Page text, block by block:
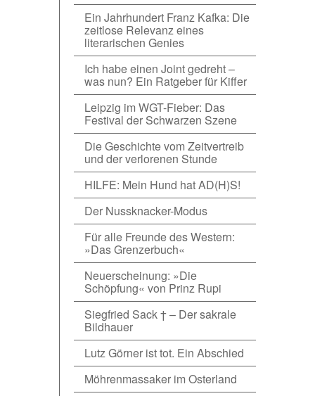
Ein Jahrhundert Franz Kafka: Die
zeitlose Relevanz eines
literarischen Genies
Ich habe einen Joint gedreht –
was nun? Ein Ratgeber für Kiffer
Leipzig im WGT-Fieber: Das
Festival der Schwarzen Szene
Die Geschichte vom Zeitvertreib
und der verlorenen Stunde
HILFE: Mein Hund hat AD(H)S!
Der Nussknacker-Modus
Für alle Freunde des Western:
»Das Grenzerbuch«
Neuerscheinung: »Die
Schöpfung« von Prinz Rupi
Siegfried Sack † – Der sakrale
Bildhauer
Lutz Görner ist tot. Ein Abschied
Möhrenmassaker im Osterland